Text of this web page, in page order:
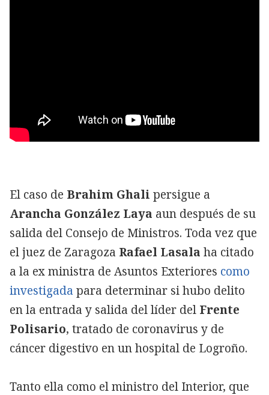
El caso de Brahim Ghali persigue a
Arancha González Laya aun después de su
salida del Consejo de Ministros. Toda vez que
el juez de Zaragoza Rafael Lasala ha citado
a la ex ministra de Asuntos Exteriores como
investigada para determinar si hubo delito
en la entrada y salida del líder del Frente
Polisario, tratado de coronavirus y de
cáncer digestivo en un hospital de Logroño.
Tanto ella como el ministro del Interior, que